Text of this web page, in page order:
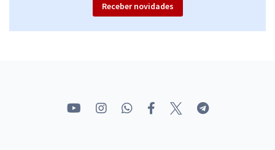
Receber novidades